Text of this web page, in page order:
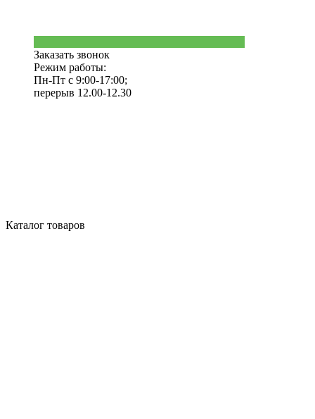
Заказать звонок
Режим работы:
Пн-Пт с 9:00-17:00;
перерыв 12.00-12.30
Каталог товаров